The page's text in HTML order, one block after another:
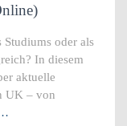
oder als
In diesem
aktuelle
UK – von